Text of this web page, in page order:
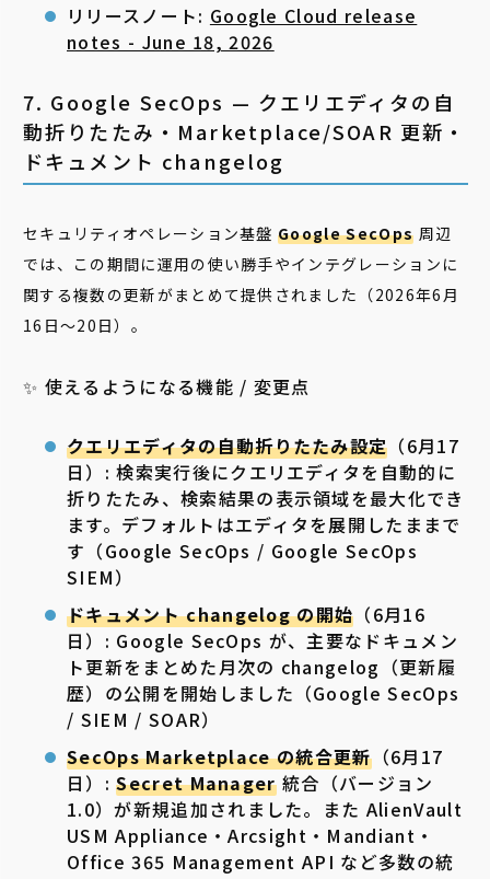
リリースノート: Google Cloud release
notes - June 18, 2026
7. Google SecOps — クエリエディタの自
動折りたたみ・Marketplace/SOAR 更新・
ドキュメント changelog
セキュリティオペレーション基盤Google SecOps 周辺
では、この期間に運用の使い勝手やインテグレーションに
関する複数の更新がまとめて提供されました（2026年6月
16日〜20日）。
✨ 使えるようになる機能 / 変更点
クエリエディタの自動折りたたみ設定 （6月17
日）: 検索実行後にクエリエディタを自動的に
折りたたみ、検索結果の表示領域を最大化でき
ます。デフォルトはエディタを展開したままで
す（Google SecOps / Google SecOps
SIEM）
ドキュメント changelog の開始 （6月16
日）: Google SecOps が、主要なドキュメン
ト更新をまとめた月次の changelog（更新履
歴）の公開を開始しました（Google SecOps
/ SIEM / SOAR）
SecOps Marketplace の統合更新（6月17
日）:Secret Manager統合（バージョン
1.0）が新規追加されました。また AlienVault
USM Appliance・Arcsight・Mandiant・
Office 365 Management API など多数の統